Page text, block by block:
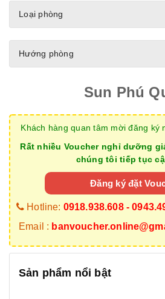
Loại phòng
Hướng phòng
Sun Phú
Khách hàng quan tâm mời đăng ký
Rất nhiều Voucher nghỉ dưỡng
chúng tôi tiếp tục
Đăng ký đặt
Hotline: 0918.938.608 -
Email :
Sản phẩm nổi bật